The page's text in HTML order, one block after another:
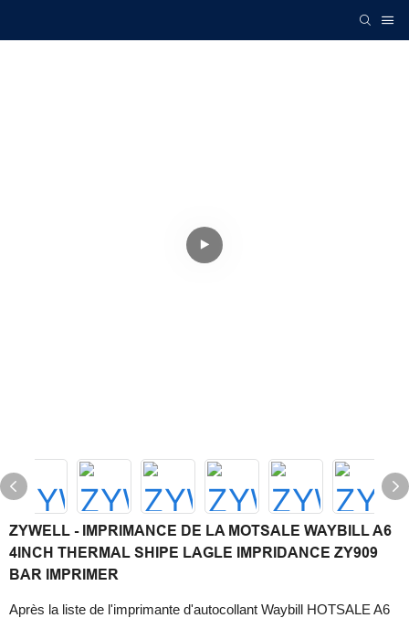
ZYWELL - IMPRIMANCE DE LA MOTSALE WAYBILL A6
4INCH THERMAL SHIPE LAGLE IMPRIDANCE ZY909
BAR IMPRIMER
Après la liste de l'imprimante d'autocollant Waybill HOTSALE A6